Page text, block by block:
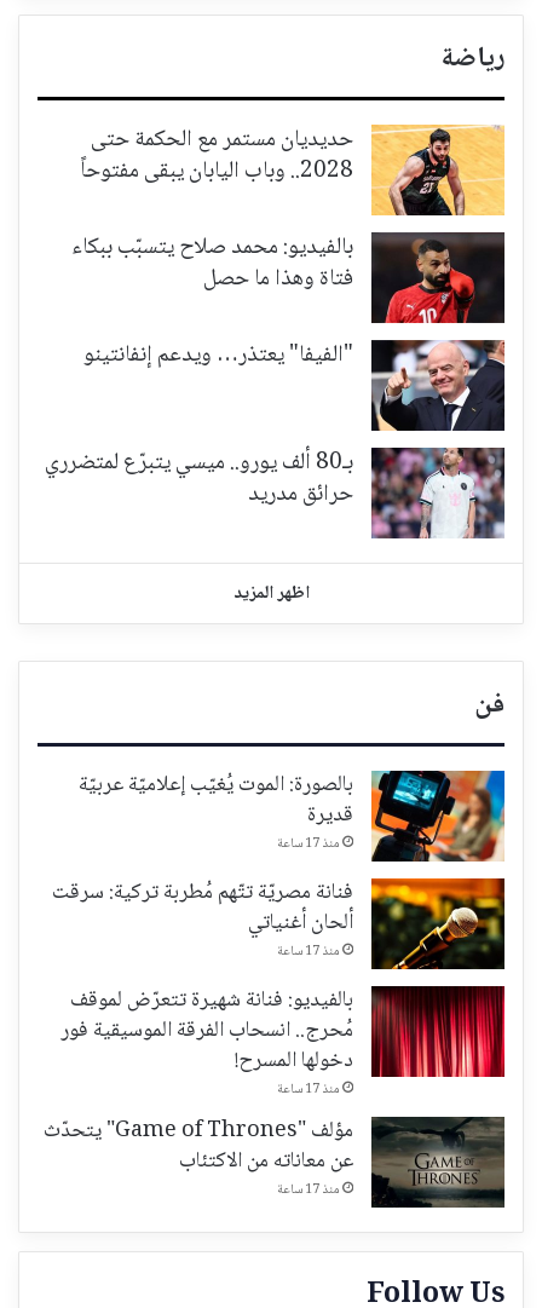
رياضة
حديديان مستمر مع الحكمة حتى
2028.. وباب اليابان يبقى مفتوحاً
بالفيديو: محمد صلاح يتسبّب ببكاء
فتاة وهذا ما حصل
"الفيفا" يعتذر… ويدعم إنفانتينو
بـ80 ألف يورو.. ميسي يتبرّع لمتضرري
حرائق مدريد
اظهر المزيد
فن
بالصورة: الموت يُغيّب إعلاميّة عربيّة
قديرة
منذ 17 ساعة
فنانة مصريّة تتّهم مُطربة تركية: سرقت
ألحان أغنياتي
منذ 17 ساعة
بالفيديو: فنانة شهيرة تتعرّض لموقف
مُحرج.. انسحاب الفرقة الموسيقية فور
دخولها المسرح!
منذ 17 ساعة
مؤلف "Game of Thrones" يتحدّث
عن معاناته من الاكتئاب
منذ 17 ساعة
Follow Us